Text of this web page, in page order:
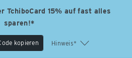
TchiboCard 15% auf fast alles
sparen!*
kopieren Hinweis*